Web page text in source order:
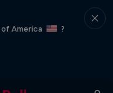
America
?